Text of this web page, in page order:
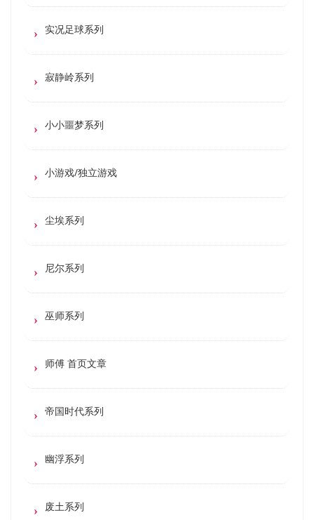
实况足球系列
寂静岭系列
小小噩梦系列
小游戏/独立游戏
尘埃系列
尼尔系列
巫师系列
师傅 首页文章
帝国时代系列
幽浮系列
废土系列